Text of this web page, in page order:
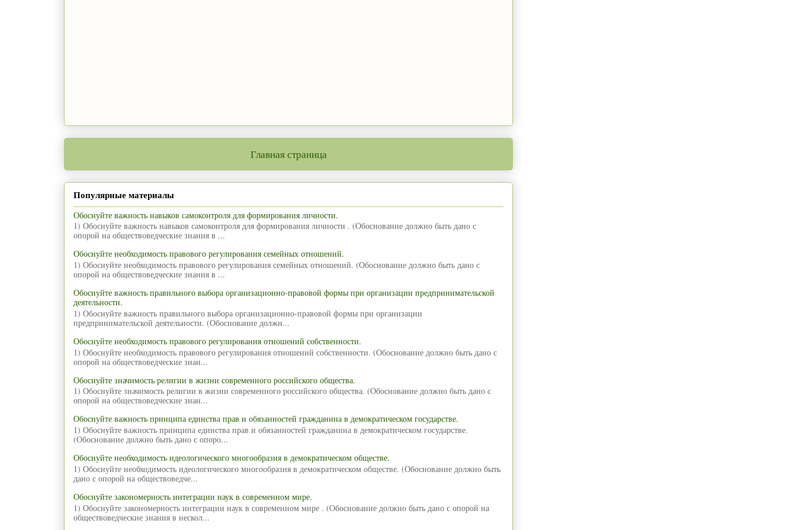
Главная страница
Популярные материалы
Обоснуйте важность навыков самоконтроля для формирования личности.
1) Обоснуйте важность навыков самоконтроля для формирования личности . (Обоснование должно быть дано с
опорой на обществоведческие знания в ...
Обоснуйте необходимость правового регулирования семейных отношений.
1) Обоснуйте необходимость правового регулирования семейных отношений. (Обоснование должно быть дано с
опорой на обществоведческие знания в ...
Обоснуйте важность правильного выбора организационно-правовой формы при организации предпринимательской
деятельности.
1) Обоснуйте важность правильного выбора организационно-правовой формы при организации
предпринимательской деятельности. (Обоснование должн...
Обоснуйте необходимость правового регулирования отношений собственности.
1) Обоснуйте необходимость правового регулирования отношений собственности. (Обоснование должно быть дано с
опорой на обществоведческие знан...
Обоснуйте значимость религии в жизни современного российского общества.
1) Обоснуйте значимость религии в жизни современного российского общества. (Обоснование должно быть дано с
опорой на обществоведческие знан...
Обоснуйте важность принципа единства прав и обязанностей гражданина в демократическом государстве.
1) Обоснуйте важность принципа единства прав и обязанностей гражданина в демократическом государстве.
(Обоснование должно быть дано с опоро...
Обоснуйте необходимость идеологического многообразия в демократическом обществе.
1) Обоснуйте необходимость идеологического многообразия в демократическом обществе. (Обоснование должно быть
дано с опорой на обществоведче...
Обоснуйте закономерность интеграции наук в современном мире.
1) Обоснуйте закономерность интеграции наук в современном мире . (Обоснование должно быть дано с опорой на
обществоведческие знания в нескол...